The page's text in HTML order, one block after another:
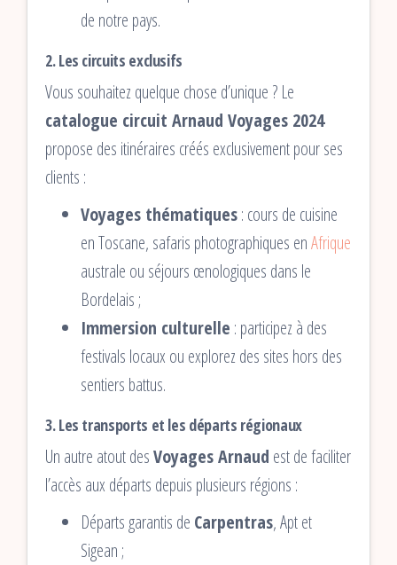
de notre pays.
2. Les circuits exclusifs
Vous souhaitez quelque chose d’unique ? Le
catalogue circuit Arnaud Voyages 2024
propose des itinéraires créés exclusivement pour ses
clients :
Voyages thématiques: cours de cuisine
en Toscane, safaris photographiques enAfrique
australe ou séjours œnologiques dans le
Bordelais ;
Immersion culturelle : participez à des
festivals locaux ou explorez des sites hors des
sentiers battus.
3. Les transports et les départs régionaux
Un autre atout desVoyages Arnaud est de faciliter
l’accès aux départs depuis plusieurs régions :
Départs garantis de Carpentras, Apt et
Sigean ;